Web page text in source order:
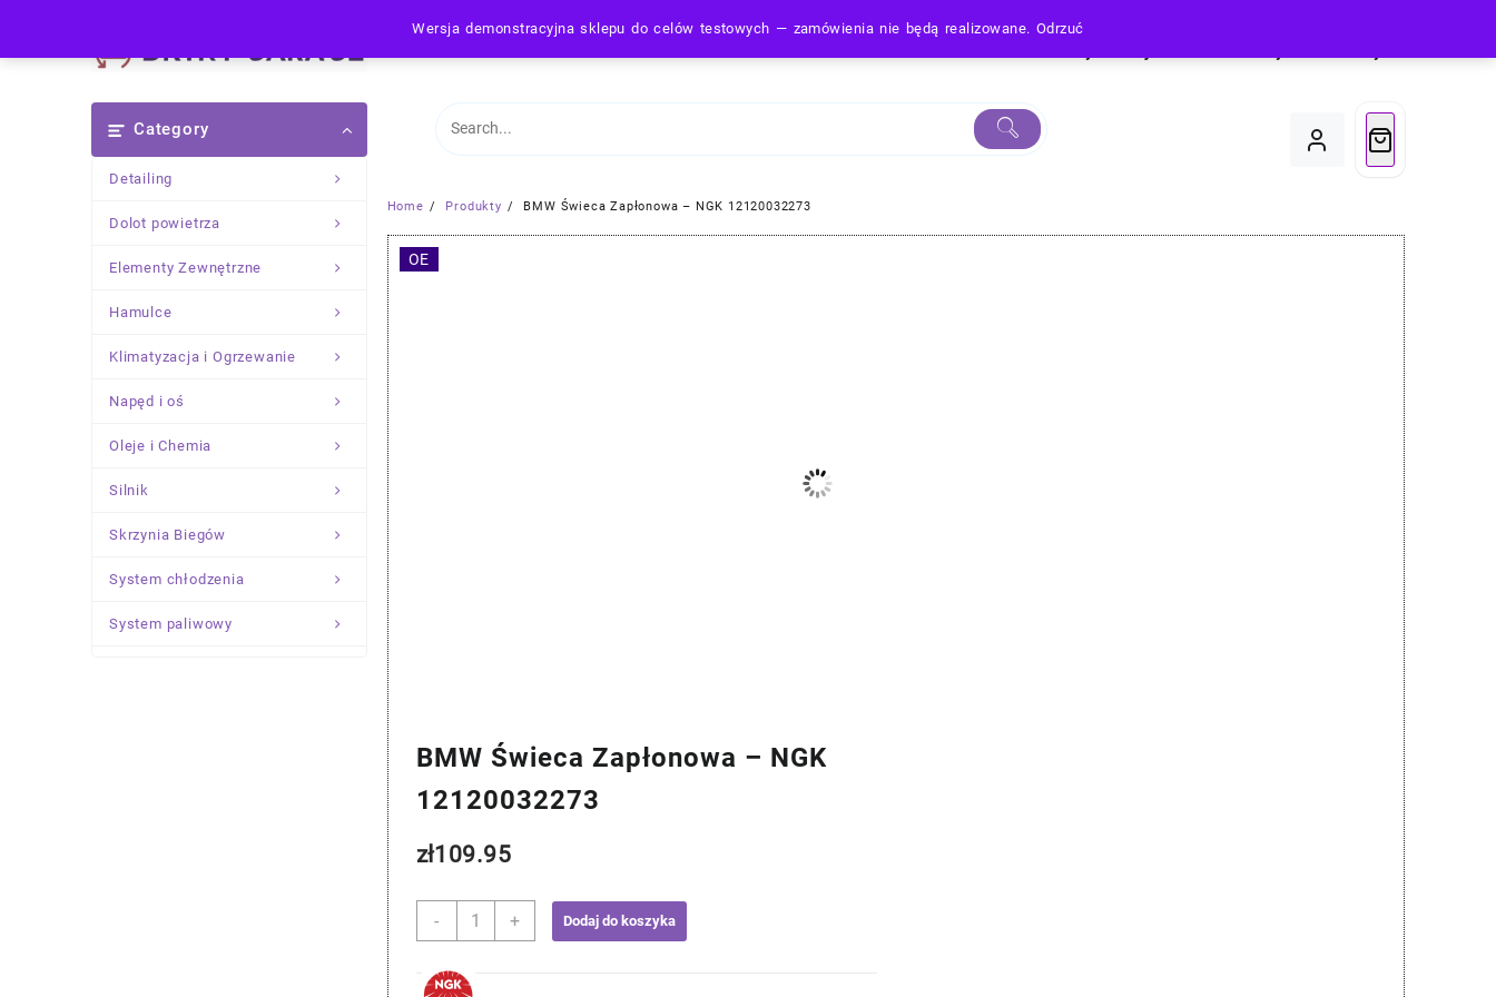
Wersja demonstracyjna sklepu do celów testowych — zamówienia nie będą realizowane. Odrzuć
content
Category
Detailing
Dolot powietrza
Elementy Zewnętrzne
Hamulce
Klimatyzacja i Ogrzewanie
Napęd i oś
Oleje i Chemia
Silnik
Skrzynia Biegów
System chłodzenia
System paliwowy
Home Produkty BMW Świeca Zapłonowa – NGK 12120032273
OE
BMW Świeca Zapłonowa – NGK
12120032273
zł109.95
-
ilość
Zapłonowa
+ Dodaj do koszyka